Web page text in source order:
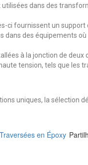
dans des
ci fournissent un
dans des équipements
à la jonction de
tension, tels que les
uniques, la sélection
Traversées en Époxy